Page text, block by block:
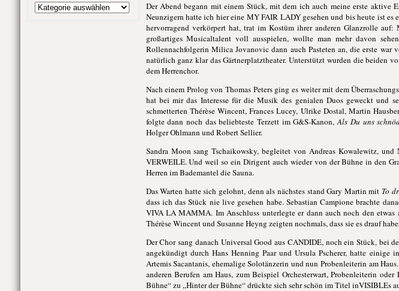
Der Abend begann mit einem Stück, mit dem ich auch meine erste aktive
Neunzigern hatte ich hier eine MY FAIR LADY gesehen und bis heute ist
hervorragend verkörpert hat, trat im Kostüm ihrer anderen Glanzrolle
großartiges Musicaltalent voll ausspielen, wollte man mehr davon
Rollennachfolgerin Milica Jovanovic dann auch Pasteten an, die erste
natürlich ganz klar das Gärtnerplatztheater. Unterstützt wurden die beiden
dem Herrenchor.
Nach einem Prolog von Thomas Peters ging es weiter mit dem
hat bei mir das Interesse für die Musik des genialen Duos geweckt und
schmetterten Thérèse Wincent, Frances Lucey, Ulrike Dostal, Martin
folgte dann noch das beliebteste Terzett im G&S-Kanon,Als Du uns
Holger Ohlmann und Robert Sellier.
Sandra Moon sang Tschaikowsky, begleitet von Andreas Kowalewitz,
VERWEILE. Und weil so ein Dirigent auch wieder von der Bühne in den
Herren im Bademantel die Sauna.
Das Warten hatte sich gelohnt, denn als nächstes stand Gary Martin mit To
dass ich das Stück nie live gesehen habe. Sebastian Campione brachte
VIVA LA MAMMA. Im Anschluss unterlegte er dann auch noch den etwas
Thérèse Wincent und Susanne Heyng zeigten nochmals, dass sie es drauf
Der Chor sang danach Universal Good aus CANDIDE, noch ein Stück, bei
angekündigt durch Hans Henning Paar und Ursula Pscherer, hatte
Artemis Sacantanis, ehemalige Solotänzerin und nun Probenleiterin am
anderen Berufen am Haus, zum Beispiel Orchesterwart, Probenleiterin
Bühne“ zu „Hinter der Bühne“ drückte sich sehr schön im Titel inVISIBLEs